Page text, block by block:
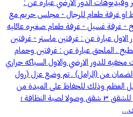
الدور الارضي عباره عن :
غرفة طعام للرجال - مجلس حريم مع
غرفة غسيل - غرفة طعام صغيره عائليه
عبارة عن : غرفتين ماستر - غرفتين
. الملحق عبارة عن : غرفتين وحمام
للدور الارضي والاول السباكه حراري
الضمان من (الزامل) . تم وضع عزل (رول
العظم وذلك للحفاظ على الميدة من
الرطوبة مع الوقت . ومؤسس للشقق ٣ شقق وصولا لصبة النظافة ؛
ف…